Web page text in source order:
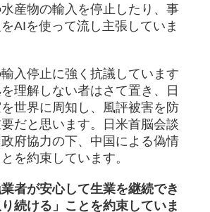
産物の輸入を停止したり、事
AIを使って流し主張していま
入停止に強く抗議しています
理解しない者はさて置き、日
世界に周知し、風評被害を防
だと思います。日米首脳会談
府協力の下、中国による偽情
を約束しています。
者が安心して生業を継続でき
続ける」ことを約束していま